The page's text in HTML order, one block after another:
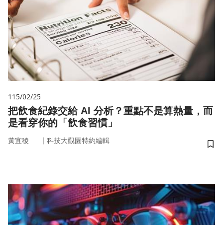
115/02/25
把飲食紀錄交給 AI 分析？重點不是算熱量，而
是看穿你的「飲食習慣」
黃宜稜 ｜ 科技大觀園特約編輯
儲